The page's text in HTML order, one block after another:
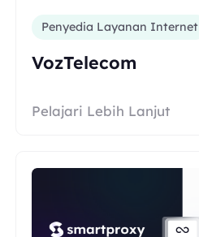
Penyedia Layanan Internet
VozTelecom
Pelajari Lebih Lanjut